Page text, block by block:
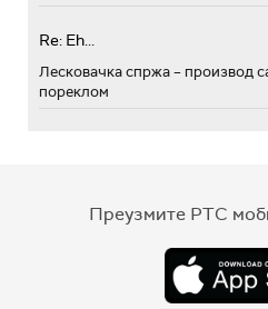
Re: Eh...
Лесковачка спржа – производ
пореклом
Преузмите РТС